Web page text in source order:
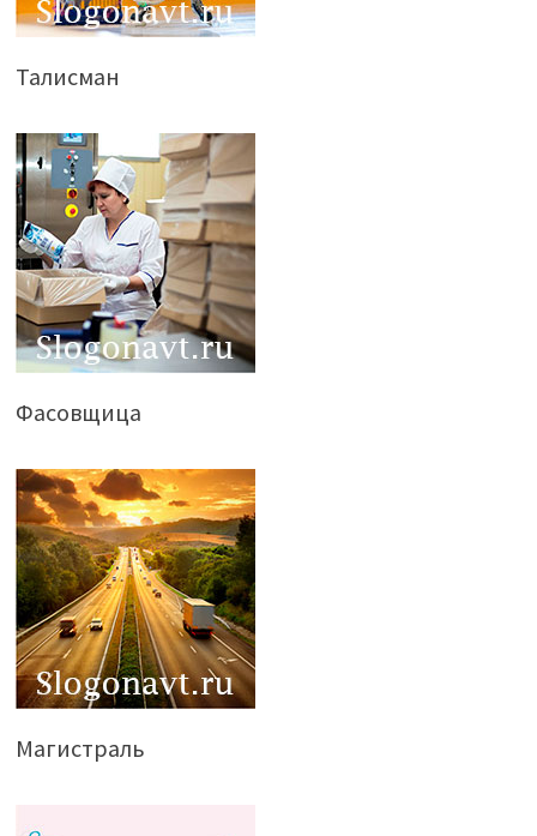
Талисман
Фасовщица
Магистраль